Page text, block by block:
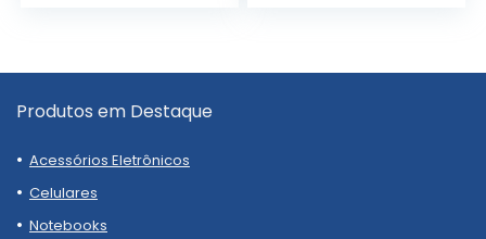
Produtos em Destaque
Acessórios Eletrônicos
Celulares
Notebooks